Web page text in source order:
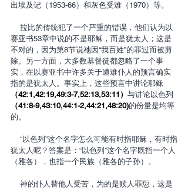
出埃及记（1953-66）和灰色受难（1970）等。
赛亚书53章中说的不是耶稣，而是犹太人；这是
不对的，因为第8节说祂因“我百姓”的罪过而被剪
除。另一方面，大多数基督徒都忽略了一个事
实，在以赛亚书中许多关于遭难仆人的预言确实
指的是犹太人。事实上，这些预言中讲论耶稣
（42:1,42:19,49:3-7,52:13,53:11） 与讲论以色列
（41:8-9,43:10,44:1-2,44:21,48:20)的份量是均等
的。
犹太人呢？答案是：“以色列”这个名字既指一个人
（雅各），也指一个民族（雅各的子孙）。